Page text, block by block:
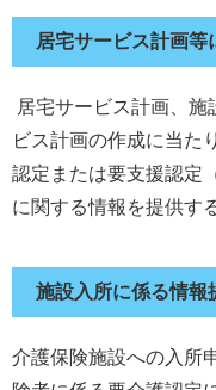
居宅サービス計画等
居宅サービス計画、
ビス計画の作成に当た
認定または要支援認定
に関する情報を提供す
施設入所に係る情報
介護保険施設への入所